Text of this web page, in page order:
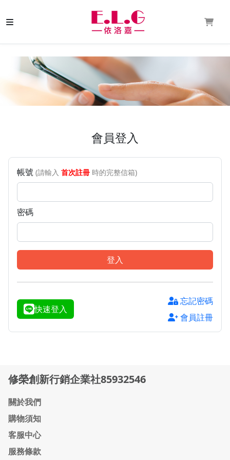
會員登入
帳號 (請輸入 首次註冊 時的完整信箱)
密碼
登入
快速登入
忘記密碼
會員註冊
修榮創新行銷企業社85932546
關於我們
購物須知
客服中心
服務條款